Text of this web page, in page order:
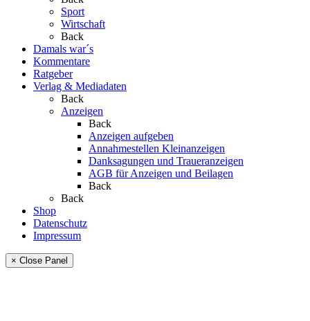
Sport
Wirtschaft
Back
Damals war´s
Kommentare
Ratgeber
Verlag & Mediadaten
Back
Anzeigen
Back
Anzeigen aufgeben
Annahmestellen Kleinanzeigen
Danksagungen und Traueranzeigen
AGB für Anzeigen und Beilagen
Back
Back
Shop
Datenschutz
Impressum
× Close Panel